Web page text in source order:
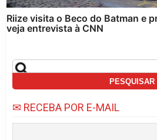
Riize visita o Beco do Batman e
veja entrevista à CNN
✉ RECEBA POR E-MAIL